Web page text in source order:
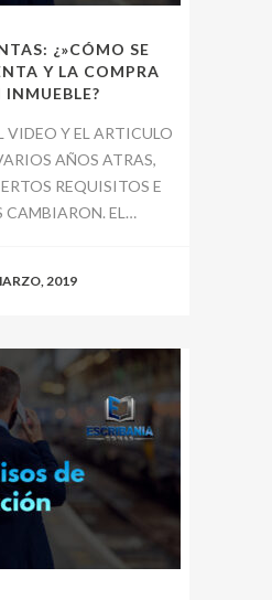
¿»CÓMO SE
Y LA COMPRA
INMUEBLE?
VIDEO Y EL ARTICULO
AÑOS ATRAS,
REQUISITOS E
CAMBIARON. EL…
2019